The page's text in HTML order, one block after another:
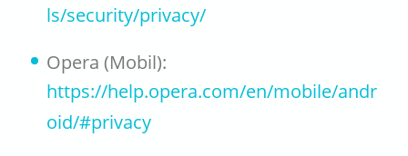
ls/security/privacy/
Opera (Mobil):
https://help.opera.com/en/mobile/andr
oid/#privacy